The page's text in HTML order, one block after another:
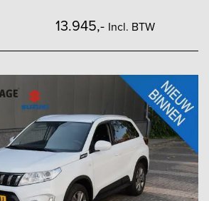
13.945,- Incl. BTW